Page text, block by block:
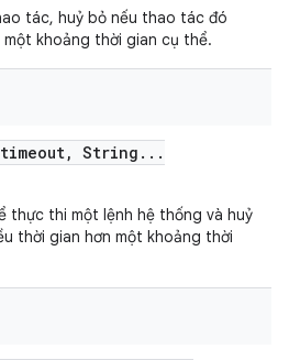
tác, huỷ bỏ nếu thao tác đó
khoảng thời gian cụ thể.
, String . . .
thực thi một lệnh hệ thống và huỷ
thời gian hơn một khoảng thời